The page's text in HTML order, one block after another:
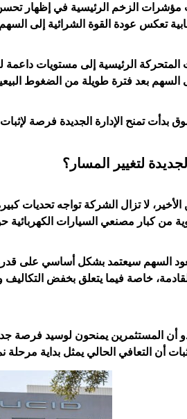
مؤشرات الزخم الرئيسية في إظهار
الرئيسية إلى مستويات
السهم
لتغيير المسار؟
لا تزال الشركة تواجه تحديات
السهم سيعتمد بشكل أساسي على قدرة
خاصة فيما يتعلق بخفض
أن المستثمرين يمنحون لوسيد فرصة
أن التعافي الحالي يمثل بداية